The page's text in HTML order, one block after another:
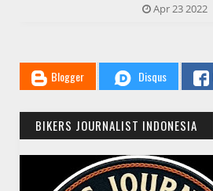
Apr 23 2022
Blogger Disqus
BIKERS JOURNALIST INDONESIA